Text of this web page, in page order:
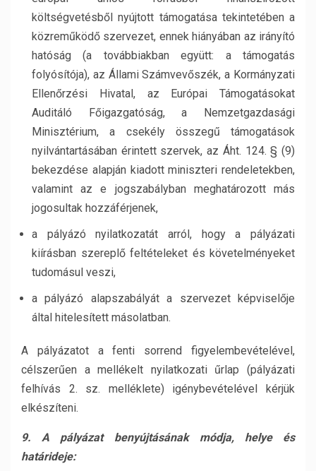
költségvetésből nyújtott támogatása tekintetében a
közreműködő szervezet, ennek hiányában az irányító
hatóság (a továbbiakban együtt: a támogatás
folyósítója), az Állami Számvevőszék, a Kormányzati
Ellenőrzési Hivatal, az Európai Támogatásokat
Auditáló Főigazgatóság, a Nemzetgazdasági
Minisztérium, a csekély összegű támogatások
nyilvántartásában érintett szervek, az Áht. 124. § (9)
bekezdése alapján kiadott miniszteri rendeletekben,
valamint az e jogszabályban meghatározott más
jogosultak hozzáférjenek,
a pályázó nyilatkozatát arról, hogy a pályázati
kiírásban szereplő feltételeket és követelményeket
tudomásul veszi,
a pályázó alapszabályát a szervezet képviselője
által hitelesített másolatban.
A pályázatot a fenti sorrend figyelembevételével,
célszerűen a mellékelt nyilatkozati űrlap (pályázati
felhívás 2. sz. melléklete) igénybevételével kérjük
elkészíteni.
9. A pályázat benyújtásának módja, helye és
határideje: